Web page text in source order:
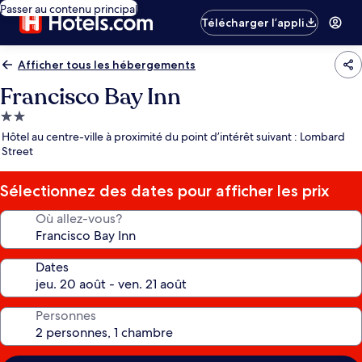
Passer au contenu principal
Télécharger l’appli
Afficher tous les hébergements
Francisco Bay Inn
Hébergement
2.0 étoiles
Hôtel au centre-ville à proximité du point d’intérêt suivant : Lombard
Street
Sélectionnez des dates pour afficher les prix
Où allez-vous?
Dates
Personnes